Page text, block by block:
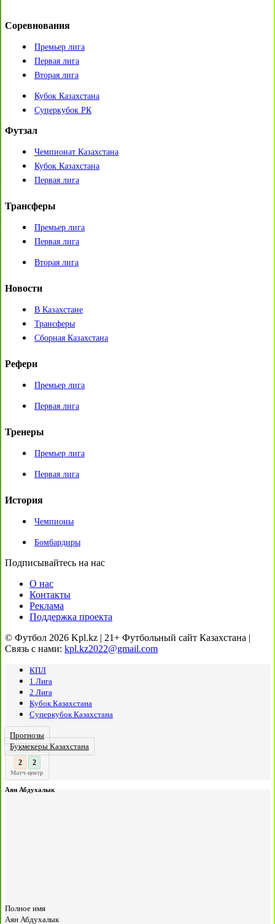
Соревнования
Премьер лига
Первая лига
Вторая лига
Кубок Казахстана
Суперкубок РК
Футзал
Чемпионат Казахстана
Кубок Казахстана
Первая лига
Трансферы
Премьер лига
Первая лига
Вторая лига
Новости
В Казахстане
Трансферы
Сборная Казахстана
Рефери
Премьер лига
Первая лига
Тренеры
Премьер лига
Первая лига
История
Чемпионы
Бомбардиры
Подписывайтесь на нас
О нас
Контакты
Реклама
Поддержка проекта
© Футбол 2026 Kpl.kz | 21+ Футбольный сайт Казахстана |
Связь с нами: kpl.kz2022@gmail.com
КПЛ
1 Лига
2 Лига
Кубок Казахстана
Суперкубок Казахстана
Прогнозы
Букмекеры Казахстана
: 2
Матч-центр
Аян Абдухалык
Полное имя
Аян Абдухалык